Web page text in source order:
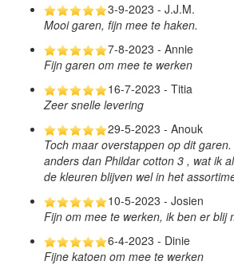
3-9-2023 - J.J.M.
Mooi garen, fijn mee te haken.
7-8-2023 - Annie
Fijn garen om mee te werken
16-7-2023 - Titia
Zeer snelle levering
29-5-2023 - Anouk
Toch maar overstappen op dit
anders dan Phildar cotton 3 , wat ik
de kleuren blijven wel in het
10-5-2023 - Josien
Fijn om mee te werken, ik ben er blij
6-4-2023 - Dinie
Fijne katoen om mee te werken